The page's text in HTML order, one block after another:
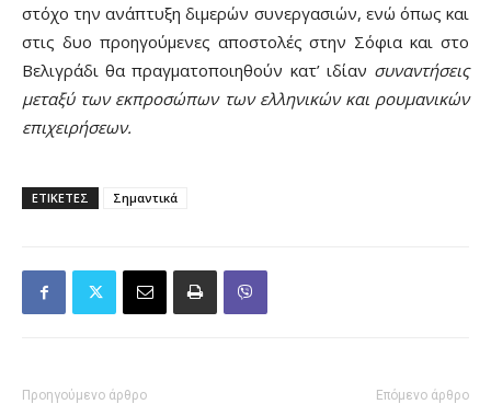
στόχο την ανάπτυξη διμερών συνεργασιών, ενώ όπως και
στις δυο προηγούμενες αποστολές στην Σόφια και στο
Βελιγράδι θα πραγματοποιηθούν κατ’ ιδίαν συναντήσεις
μεταξύ των εκπροσώπων των ελληνικών και ρουμανικών
επιχειρήσεων.
ΕΤΙΚΕΤΕΣ Σημαντικά
Προηγούμενο άρθρο Επόμενο άρθρο